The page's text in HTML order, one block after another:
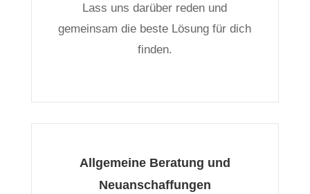
Lass uns darüber reden und
gemeinsam die beste Lösung für dich
finden.
Allgemeine Beratung und
Neuanschaffungen